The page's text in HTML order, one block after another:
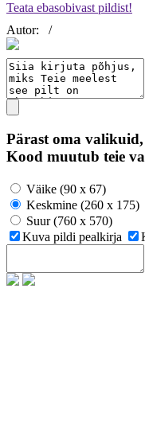
Teata ebasobivast pildist!
Autor:
/
Pärast oma
Kood muutub teie
Väike (90 x 67)
Keskmine (260 x 175)
Suur (760 x 570)
Kuva pildi pealkirja